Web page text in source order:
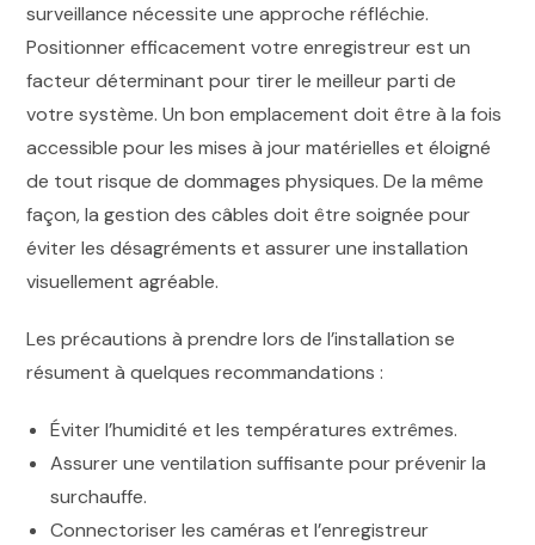
surveillance nécessite une approche réfléchie.
Positionner efficacement votre enregistreur est un
facteur déterminant pour tirer le meilleur parti de
votre système. Un bon emplacement doit être à la fois
accessible pour les mises à jour matérielles et éloigné
de tout risque de dommages physiques. De la même
façon, la gestion des câbles doit être soignée pour
éviter les désagréments et assurer une installation
visuellement agréable.
Les précautions à prendre lors de l’installation se
résument à quelques recommandations :
Éviter l’humidité et les températures extrêmes.
Assurer une ventilation suffisante pour prévenir la
surchauffe.
Connectoriser les caméras et l’enregistreur